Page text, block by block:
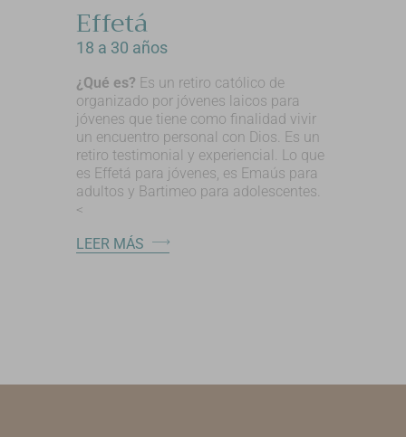
Effetá
18 a 30 años
¿Qué es? Es un retiro católico de
organizado por jóvenes laicos para
jóvenes que tiene como finalidad vivir
un encuentro personal con Dios. Es un
retiro testimonial y experiencial. Lo que
es Effetá para jóvenes, es Emaús para
adultos y Bartimeo para adolescentes.
<
LEER MÁS